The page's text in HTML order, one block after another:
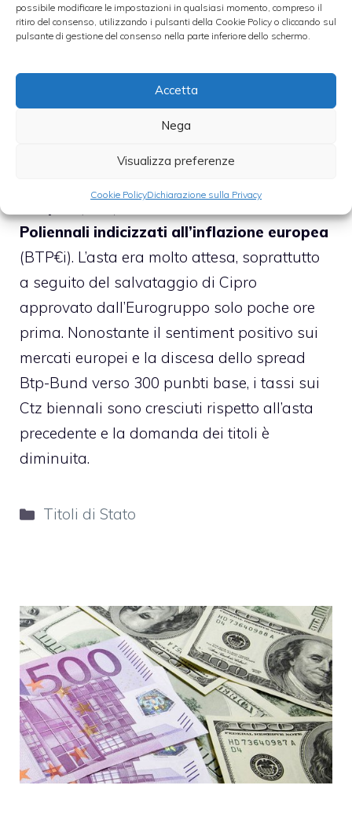
possibile modificare le impostazioni in qualsiasi momento, compreso il
ritiro del consenso, utilizzando i pulsanti della Cookie Policy o cliccando sul
pulsante di gestione del consenso nella parte inferiore dello schermo.
Accetta
Nega
Visualizza preferenze
Cookie PolicyDichiarazione sulla Privacy
Stamattina è avvenuta la prima emissione
obbligazionaria del Tesoro italiano di
questa settimana. Il collocamento ha
Buoni del Tesoro
Poliennali indicizzati all’inflazione europea
(BTP€i). L’asta era molto attesa, soprattutto
a seguito del salvataggio di Cipro
approvato dall’Eurogruppo solo poche ore
prima. Nonostante il sentiment positivo sui
mercati europei e la discesa dello spread
Btp-Bund verso 300 punbti base, i tassi sui
Ctz biennali sono cresciuti rispetto all’asta
precedente e la domanda dei titoli è
diminuita.
Categorie
Titoli di Stato